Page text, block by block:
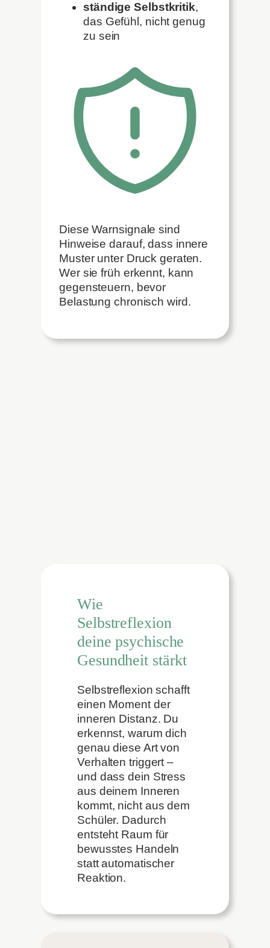
ständige Selbstkritik,
das Gefühl, nicht genug
zu sein
Diese Warnsignale sind
Hinweise darauf, dass innere
Muster unter Druck geraten.
Wer sie früh erkennt, kann
gegensteuern, bevor
Belastung chronisch wird.
Wie
Selbstreflexion
deine psychische
Gesundheit stärkt
Selbstreflexion schafft
einen Moment der
inneren Distanz. Du
erkennst, warum dich
genau diese Art von
Verhalten triggert –
und dass dein Stress
aus deinem Inneren
kommt, nicht aus dem
Schüler. Dadurch
entsteht Raum für
bewusstes Handeln
statt automatischer
Reaktion.